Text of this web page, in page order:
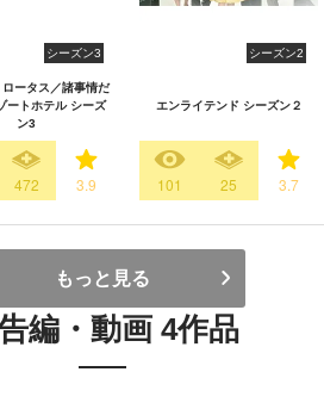
シーズン3
ロータス／諸事情だ
ートホテル シーズ
ン3
472 3.9
シーズン2
エンライテンド シーズン２
101 25 3.7
もっと見る
編・動画 4作品